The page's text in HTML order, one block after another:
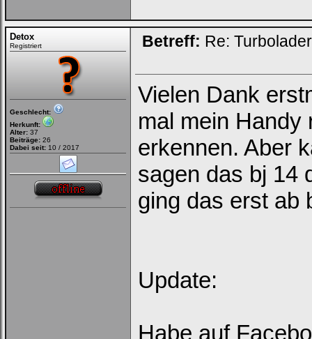
Detox
Registriert
Geschlecht:
Herkunft:
Alter: 37
Beiträge: 26
Dabei seit: 10 / 2017
Betreff: Re:
Vielen Dank
mal mein
erkennen. Aber
sagen das bj 14
ging das erst ab
Update:
Habe auf